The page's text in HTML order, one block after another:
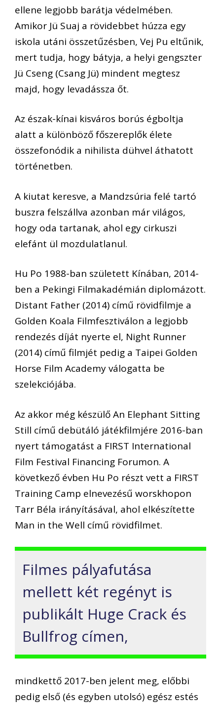
ellene legjobb barátja védelmében.
Amikor Jü Suaj a rövidebbet húzza egy
iskola utáni összetűzésben, Vej Pu eltűnik,
mert tudja, hogy bátyja, a helyi gengszter
Jü Cseng (Csang Jü) mindent megtesz
majd, hogy levadássza őt.
Az észak-kínai kisváros borús égboltja
alatt a különböző főszereplők élete
összefonódik a nihilista dühvel áthatott
történetben.
A kiutat keresve, a Mandzsúria felé tartó
buszra felszállva azonban már világos,
hogy oda tartanak, ahol egy cirkuszi
elefánt ül mozdulatlanul.
Hu Po 1988-ban született Kínában, 2014-
ben a Pekingi Filmakadémián diplomázott.
Distant Father (2014) című rövidfilmje a
Golden Koala Filmfesztiválon a legjobb
rendezés díját nyerte el, Night Runner
(2014) című filmjét pedig a Taipei Golden
Horse Film Academy válogatta be
szelekciójába.
Az akkor még készülő An Elephant Sitting
Still című debütáló játékfilmjére 2016-ban
nyert támogatást a FIRST International
Film Festival Financing Forumon. A
következő évben Hu Po részt vett a FIRST
Training Camp elnevezésű worskhopon
Tarr Béla irányításával, ahol elkészítette
Man in the Well című rövidfilmet.
Filmes pályafutása
mellett két regényt is
publikált Huge Crack és
Bullfrog címen,
mindkettő 2017-ben jelent meg, előbbi
pedig első (és egyben utolsó) egész estés